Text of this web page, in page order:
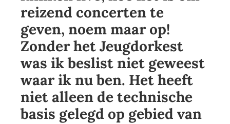
reizend concerten te
geven, noem maar op!
Zonder het Jeugdorkest
was ik beslist niet geweest
waar ik nu ben. Het heeft
niet alleen de technische
basis gelegd op gebied van